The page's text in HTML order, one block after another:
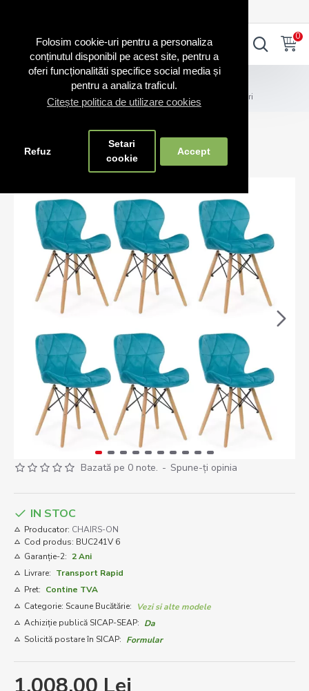
Folosim cookie-uri pentru a personaliza
conținutul disponibil pe acest site, pentru a
oferi funcționalităti specifice social media și
pentru a analiza traficul.
Citește politica de utilizare cookies
Refuz
Setari
cookie
Accept
0
Scaune bucătărie
Set 6 scaune de bucătărie și living BUC241V diverse culori
Set 6 scaune de bucătărie și living
BUC241V diverse culori
Bazată pe 0 note. - Spune-ţi opinia
IN STOC
Producator: CHAIRS-ON
Cod produs: BUC241V 6
Garanție-2: 2 Ani
Livrare: Transport Rapid
Pret: Contine TVA
Categorie: Scaune Bucătărie:
Vezi si alte modele
Achiziție publică SICAP-SEAP: Da
Solicită postare în SICAP: Formular